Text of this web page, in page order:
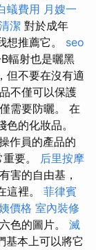
蟻費用 月嫂一
潔 對於成年
想推薦它。 seo
輻射也是曬黑
但不要在沒有適
不僅可以保護
需要防曬。 在
的化妝品。
作員的產品的
要。 后里按摩
害的自由基，
這裡。 菲律賓
價格 室內裝修
色的圖片。 滅
基本上可以將它